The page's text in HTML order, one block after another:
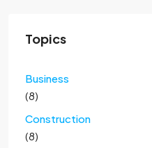
Topics
Business
(8)
Construction
(8)